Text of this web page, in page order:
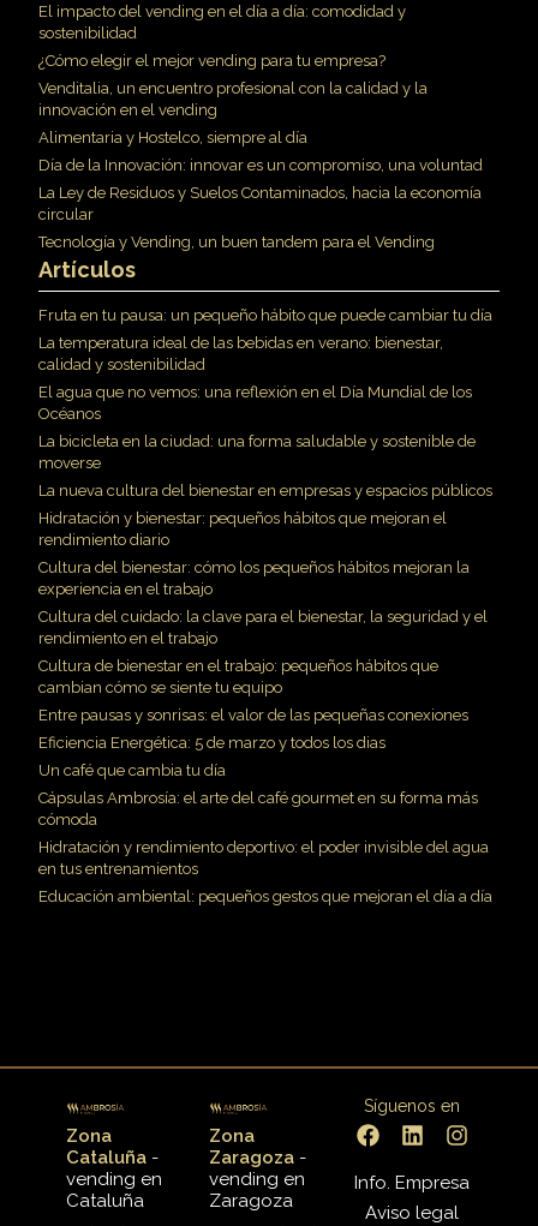
El impacto del vending en el día a día: comodidad y
sostenibilidad
¿Cómo elegir el mejor vending para tu empresa?
Venditalia, un encuentro profesional con la calidad y la
innovación en el vending
Alimentaria y Hostelco, siempre al día
Día de la Innovación: innovar es un compromiso, una voluntad
La Ley de Residuos y Suelos Contaminados, hacia la economía
circular
Tecnología y Vending, un buen tandem para el Vending
Artículos
Fruta en tu pausa: un pequeño hábito que puede cambiar tu día
La temperatura ideal de las bebidas en verano: bienestar,
calidad y sostenibilidad
El agua que no vemos: una reflexión en el Día Mundial de los
Océanos
La bicicleta en la ciudad: una forma saludable y sostenible de
moverse
La nueva cultura del bienestar en empresas y espacios públicos
Hidratación y bienestar: pequeños hábitos que mejoran el
rendimiento diario
Cultura del bienestar: cómo los pequeños hábitos mejoran la
experiencia en el trabajo
Cultura del cuidado: la clave para el bienestar, la seguridad y el
rendimiento en el trabajo
Cultura de bienestar en el trabajo: pequeños hábitos que
cambian cómo se siente tu equipo
Entre pausas y sonrisas: el valor de las pequeñas conexiones
Eficiencia Energética: 5 de marzo y todos los dias
Un café que cambia tu día
Cápsulas Ambrosía: el arte del café gourmet en su forma más
cómoda
Hidratación y rendimiento deportivo: el poder invisible del agua
en tus entrenamientos
Educación ambiental: pequeños gestos que mejoran el día a día
Zona
Cataluña-
vending en
Cataluña
Zona
Zaragoza -
vending en
Zaragoza
Síguenos en
Info. Empresa
Aviso legal